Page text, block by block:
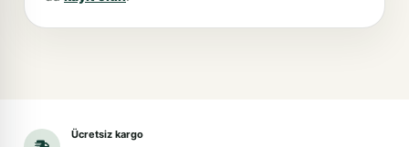
Ücretsiz kargo